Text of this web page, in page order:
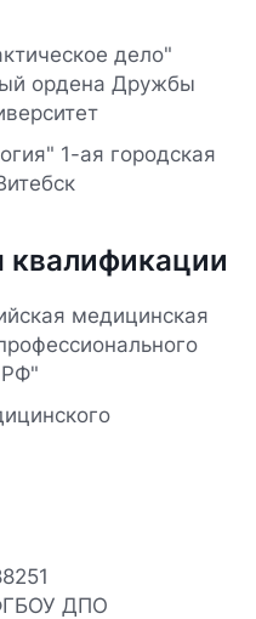
дело"
ордена Дружбы
1-ая городская
медицинская
РФ"
ДПО